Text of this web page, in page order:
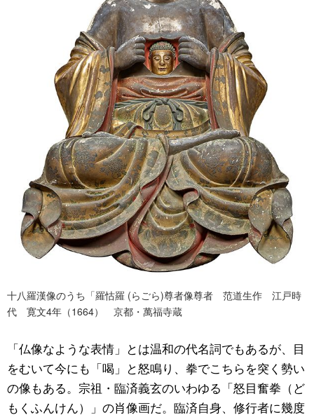
十八羅漢像のうち「羅怙羅 (らごら)尊者像尊者 范道生作 江戸時
代 寛文4年（1664） 京都・萬福寺蔵
「仏像なような表情」とは温和の代名詞でもあるが、目
をむいて今にも「喝」と怒鳴り、拳でこちらを突く勢い
の像もある。宗祖・臨済義玄のいわゆる「怒目奮拳（ど
もくふんけん）」の肖像画だ。臨済自身、修行者に幾度